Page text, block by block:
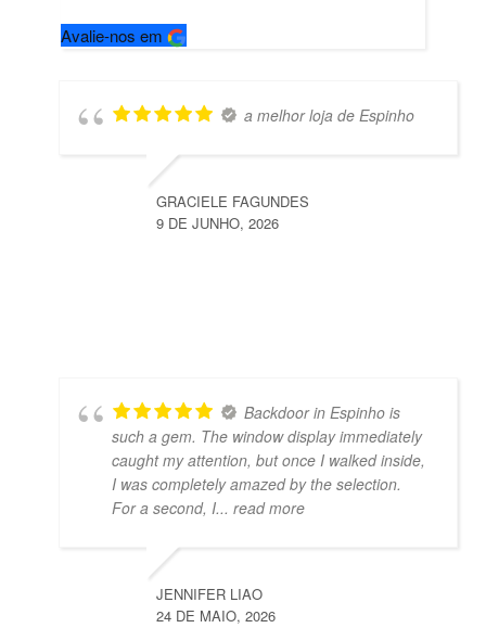
Avalie-nos em
a melhor loja de Espinho
GRACIELE FAGUNDES
9 DE JUNHO, 2026
Backdoor in Espinho is
such a gem. The window display immediately
caught my attention, but once I walked inside,
I was completely amazed by the selection.
For a second, I... read more
JENNIFER LIAO
24 DE MAIO, 2026